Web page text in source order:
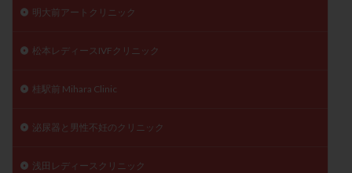
明大前アートクリニック
松本レディースIVFクリニック
桂駅前 Mihara Clinic
泌尿器と男性不妊のクリニック
浅田レディースクリニック